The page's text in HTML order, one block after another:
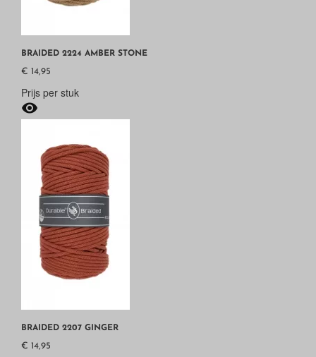
BRAIDED 2224 AMBER STONE
€ 14,95
Prijs per stuk

BRAIDED 2207 GINGER
€ 14,95